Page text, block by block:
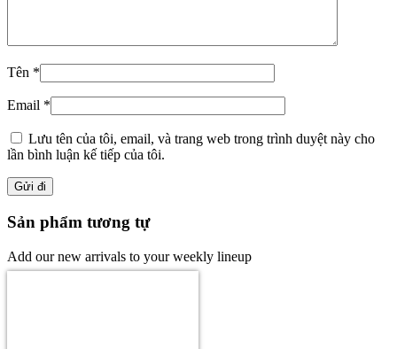
Tên *
Email *
Lưu tên của tôi, email, và trang web trong trình duyệt này cho
lần bình luận kế tiếp của tôi.
Sản phẩm tương tự
Add our new arrivals to your weekly lineup